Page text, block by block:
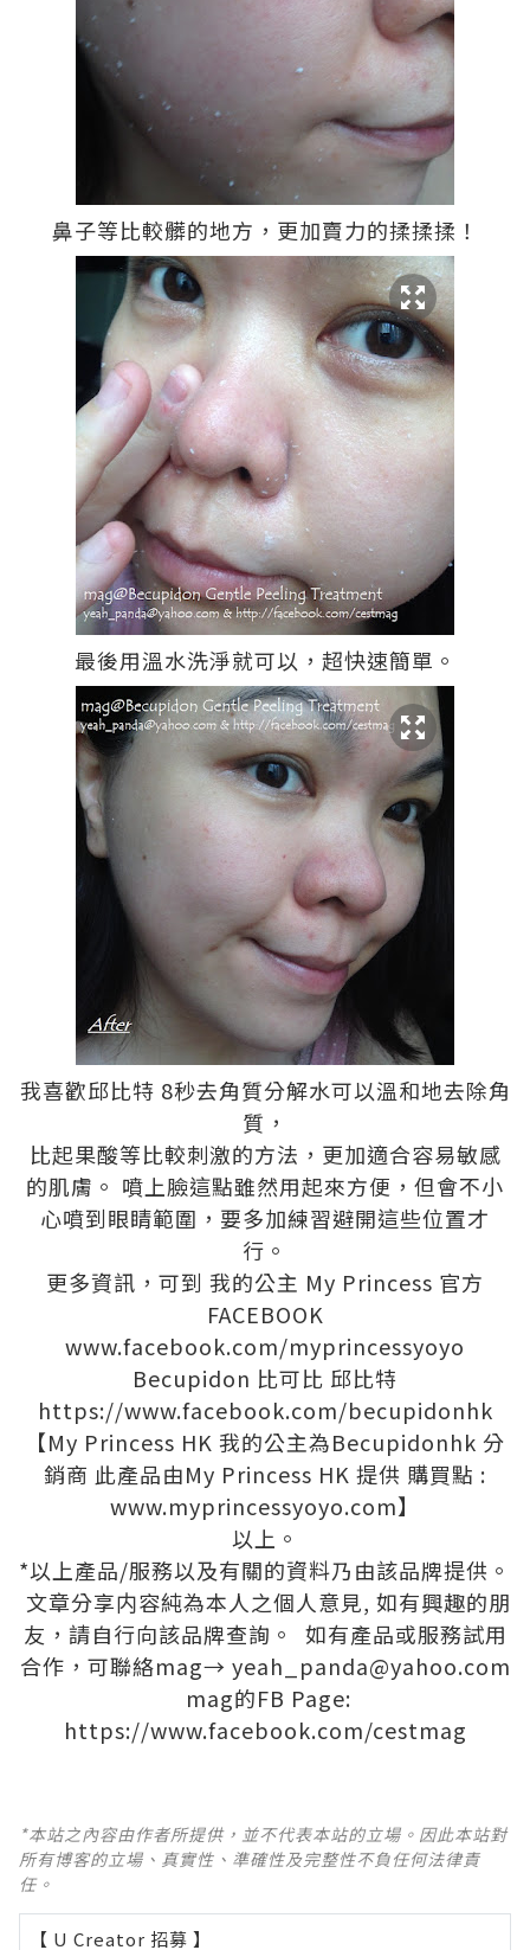
鼻子等比較髒的地方，更加賣力的揉揉揉！
最後用溫水洗淨就可以，超快速簡單。
我喜歡邱比特 8秒去角質分解水可以溫和地去除角
質，
比起果酸等比較刺激的方法，更加適合容易敏感
的肌膚。 噴上臉這點雖然用起來方便，但會不小
心噴到眼睛範圍，要多加練習避開這些位置才
行。
更多資訊，可到 我的公主 My Princess 官方
FACEBOOK
www.facebook.com/myprincessyoyo
Becupidon 比可比 邱比特
https://www.facebook.com/becupidonhk
【My Princess HK 我的公主為Becupidonhk 分
銷商 此產品由My Princess HK 提供 購買點 :
www.myprincessyoyo.com】
以上。
*以上產品/服務以及有關的資料乃由該品牌提供。
文章分享内容純為本人之個人意見, 如有興趣的朋
友，請自行向該品牌查詢。 如有產品或服務試用
合作，可聯絡mag→ yeah_panda@yahoo.com
mag的FB Page:
https://www.facebook.com/cestmag
*本站之內容由作者所提供，並不代表本站的立場。因此本站對
所有博客的立場、真實性、準確性及完整性不負任何法律責
任。
【 U Creator 招募 】